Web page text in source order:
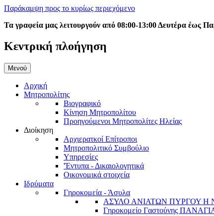
Παράκαμψη προς το κυρίως περιεχόμενο
Τα γραφεία μας λειτουργούν από 08:00-13:00 Δευτέρα έως
Κεντρική πλοήγηση
Μενού
Αρχική
Μητροπολίτης
Βιογραφικό
Κίνηση Μητροπολίτου
Προηγούμενοι Μητροπολίτες Ηλείας
Διοίκηση
Αρχιερατκοί Επίτροποι
Μητροπολιτικό Συμβούλιο
Υπηρεσίες
'Έντυπα - Δικαιολογητικά
Οικονομικά στοιχεία
Ιδρύματα
Γηροκομεία - Άσυλα
ΑΣΥΛΟ ΑΝΙΑΤΩΝ ΠΥΡΓΟΥ Η
Γηροκομείο Γαστούνης